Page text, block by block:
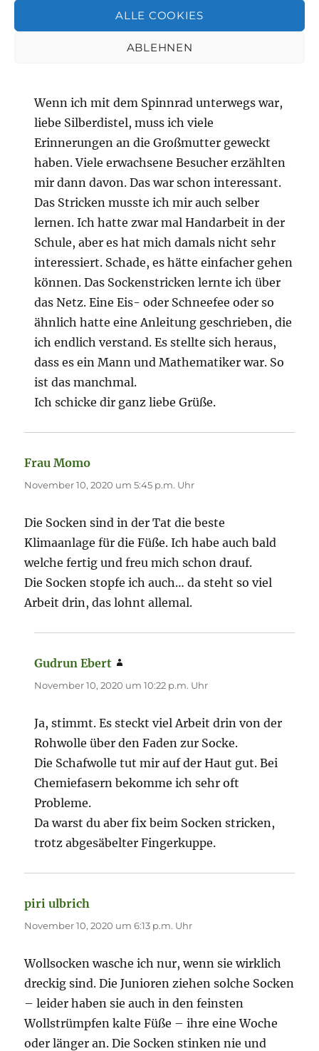
ALLE COOKIES
ABLEHNEN
sagt:
Wenn ich mit dem Spinnrad unterwegs war,
liebe Silberdistel, muss ich viele
Erinnerungen an die Großmutter geweckt
haben. Viele erwachsene Besucher erzählten
mir dann davon. Das war schon interessant.
Das Stricken musste ich mir auch selber
lernen. Ich hatte zwar mal Handarbeit in der
Schule, aber es hat mich damals nicht sehr
interessiert. Schade, es hätte einfacher gehen
können. Das Sockenstricken lernte ich über
das Netz. Eine Eis- oder Schneefee oder so
ähnlich hatte eine Anleitung geschrieben, die
ich endlich verstand. Es stellte sich heraus,
dass es ein Mann und Mathematiker war. So
ist das manchmal.
Ich schicke dir ganz liebe Grüße.
Frau Momo
November 10, 2020 um 5:45 p.m. Uhr
Die Socken sind in der Tat die beste
Klimaanlage für die Füße. Ich habe auch bald
welche fertig und freu mich schon drauf.
Die Socken stopfe ich auch… da steht so viel
Arbeit drin, das lohnt allemal.
Gudrun Ebert
November 10, 2020 um 10:22 p.m. Uhr
Ja, stimmt. Es steckt viel Arbeit drin von der
Rohwolle über den Faden zur Socke.
Die Schafwolle tut mir auf der Haut gut. Bei
Chemiefasern bekomme ich sehr oft
Probleme.
Da warst du aber fix beim Socken stricken,
trotz abgesäbelter Fingerkuppe.
piri ulbrich
November 10, 2020 um 6:13 p.m. Uhr
Wollsocken wasche ich nur, wenn sie wirklich
dreckig sind. Die Junioren ziehen solche Socken
– leider haben sie auch in den feinsten
Wollstrümpfen kalte Füße – ihre eine Woche
oder länger an. Die Socken stinken nie und